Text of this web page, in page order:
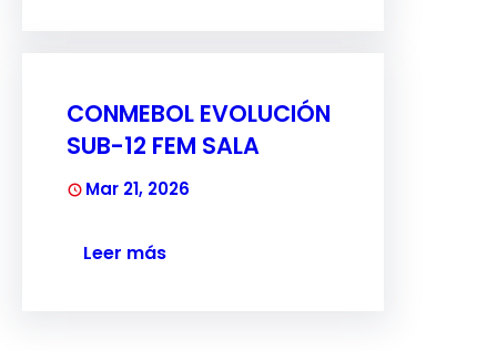
CONMEBOL EVOLUCIÓN
SUB-12 FEM SALA
Mar 21, 2026
Leer más